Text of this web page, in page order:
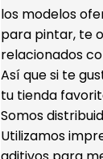
los modelos
para pintar, te
relacionados
Así que si te
tu tienda
Somos
Utilizamos